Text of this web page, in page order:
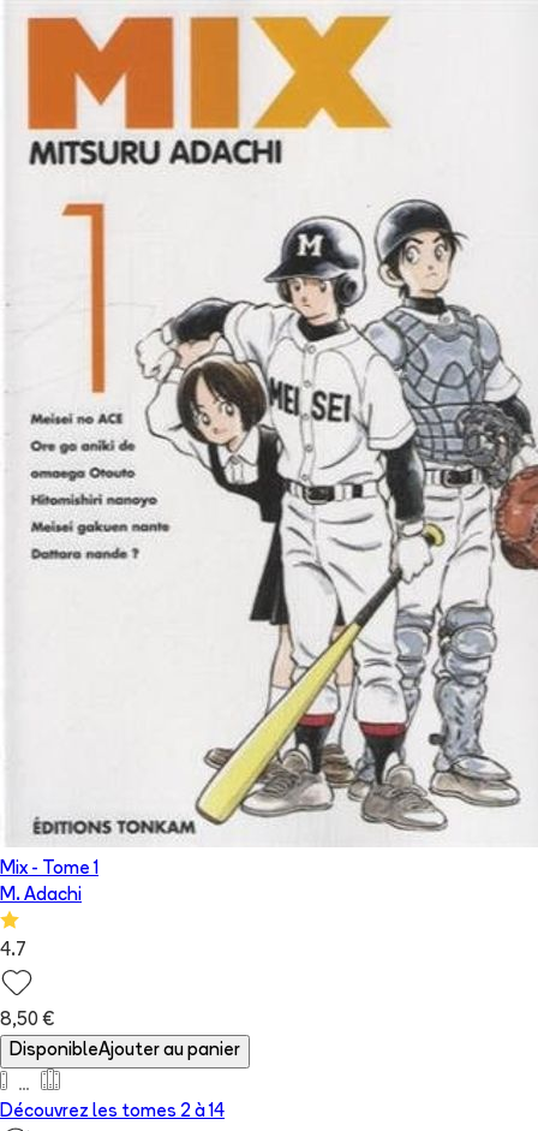
Mix- Tome 1
M. Adachi
4.7
8,50 €
DisponibleAjouter au panier
Découvrez les tomes 2 à 14